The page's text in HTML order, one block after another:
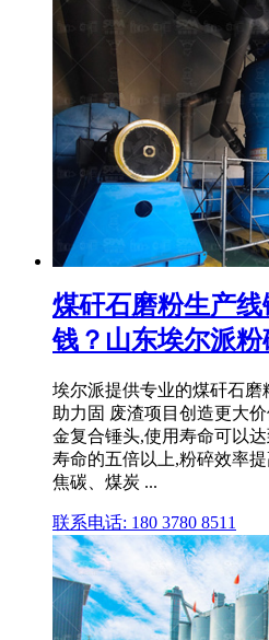
煤矸石磨粉生产
钱？山东埃尔派
埃尔派提供专业的煤矸石磨
助力固 废渣项目创造更大
金复合锤头,使用寿命可以
寿命的五倍以上,粉碎效率
焦碳、煤炭 ...
联系电话: 180 3780 8511